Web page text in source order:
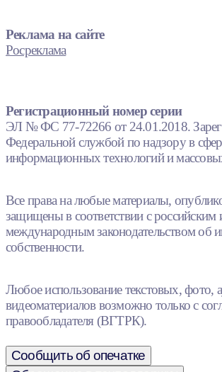
Реклама на сайте
Росреклама
Регистрационный номер серии
ЭЛ № ФС 77-72266 от 24.01.2018.
Федеральной службой по надзору в
информационных технологий и
Все права на любые материалы,
защищены в соответствии с российским
международным законодательством об
собственности.
Любое использование текстовых, фото,
видеоматериалов возможно только с
правообладателя (ВГТРК).
Сообщить об опечатке